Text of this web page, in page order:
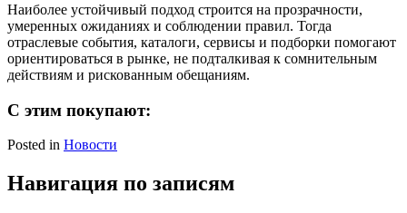
Наиболее устойчивый подход строится на прозрачности,
умеренных ожиданиях и соблюдении правил. Тогда
отраслевые события, каталоги, сервисы и подборки помогают
ориентироваться в рынке, не подталкивая к сомнительным
действиям и рискованным обещаниям.
С этим покупают:
Posted in Новости
Навигация по записям